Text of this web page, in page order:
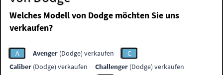
Welches Modell von Dodge möchten Sie uns
verkaufen?
A Avenger (Dodge) verkaufen
C
Caliber (Dodge) verkaufen Challenger (Dodge) verkaufen